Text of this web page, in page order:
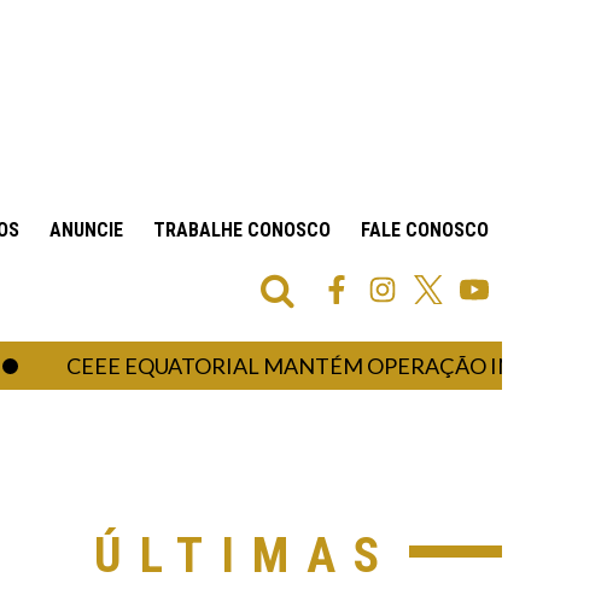
ANUNCIE TRABALHE CONOSCO FALE CONOSCO
CEEE EQUATORIAL MANTÉM OPERAÇÃO INTENSA PARA
ÚLTIMAS